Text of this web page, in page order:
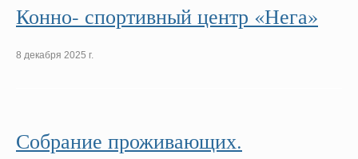
Конно- спортивный центр «Нега»
8 декабря 2025 г.
Собрание проживающих.